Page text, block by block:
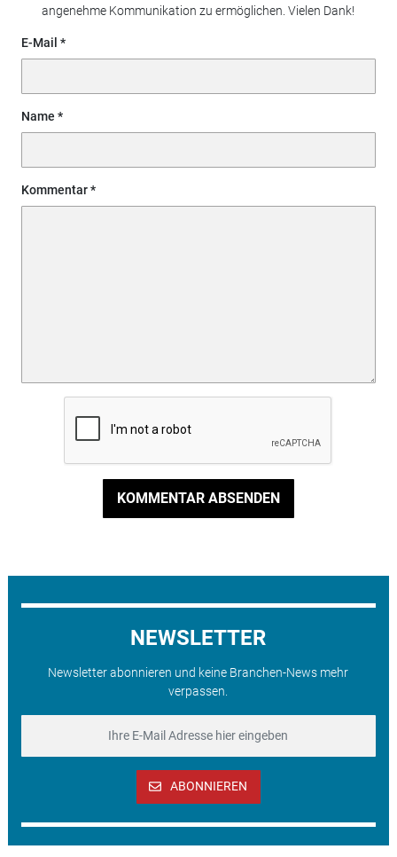
angenehme Kommunikation zu ermöglichen. Vielen Dank!
E-Mail
Name
Kommentar
KOMMENTAR ABSENDEN
NEWSLETTER
Newsletter abonnieren und keine Branchen-News mehr
verpassen.
ABONNIEREN